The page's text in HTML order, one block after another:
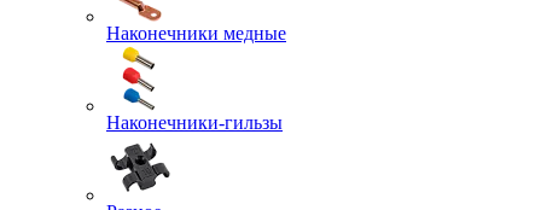
Наконечники медные
Наконечники-гильзы